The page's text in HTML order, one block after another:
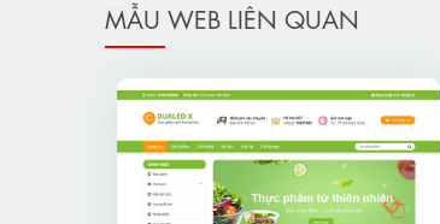
MẪU WEB LIÊN QUAN